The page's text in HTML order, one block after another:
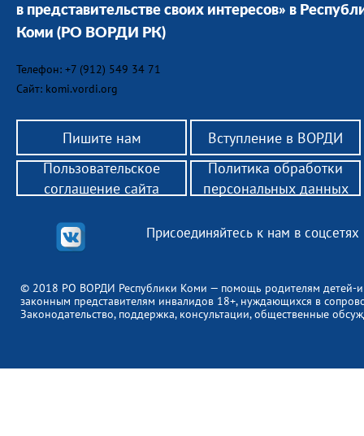
в представительстве своих интересов» в
Коми (РО ВОРДИ РК)
Телефон: +7 (912) 549 34 71
Сайт: komi.vordi.org
Пишите нам Вступление в ВОРДИ
© 2018 РО ВОРДИ Республики Коми — помощь родителям детей-
законным представителям инвалидов 18+, нуждающихся в
Законодательство, поддержка, консультации, общественные
Присоединяйтесь к нам в соцсетях
Пользовательское
соглашение сайта
Политика обработки
персональных данных